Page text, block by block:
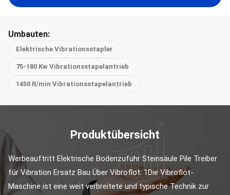
Umbauten:
Elektrische Vibrationsstapler
75-180 Kw Vibrationsstapelantrieb
1450 R/min Vibrationsstapelantrieb
Produktübersicht
Werbeauftritt Elektrische Bodenzufuhr Steinsäule Pile Treiber
für Vibration Ersatz Bau Über Vibroflot: 1Die Vibroflot-
Maschine ist eine weit verbreitete und typische Technik zur